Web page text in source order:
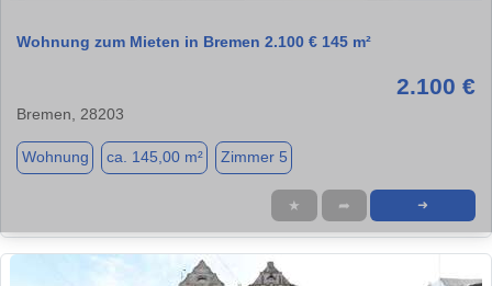
Wohnung zum Mieten in Bremen 2.100 € 145 m²
2.100 €
Bremen, 28203
Wohnung ca. 145,00 m² Zimmer 5
★ ➦ ➜